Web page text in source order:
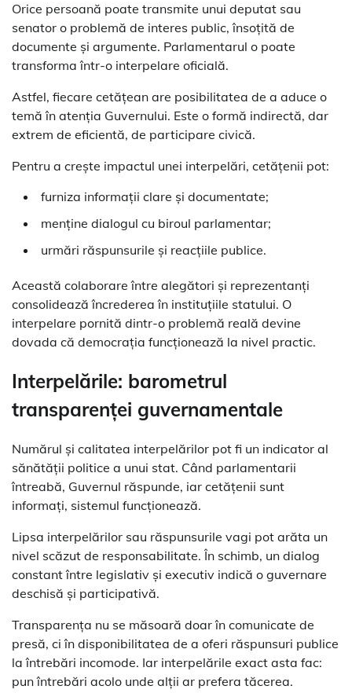
Orice persoană poate transmite unui deputat sau
senator o problemă de interes public, însoțită de
documente și argumente. Parlamentarul o poate
transforma într-o interpelare oficială.
Astfel, fiecare cetățean are posibilitatea de a aduce o
temă în atenția Guvernului. Este o formă indirectă, dar
extrem de eficientă, de participare civică.
Pentru a crește impactul unei interpelări, cetățenii pot:
furniza informații clare și documentate;
menține dialogul cu biroul parlamentar;
urmări răspunsurile și reacțiile publice.
Această colaborare între alegători și reprezentanți
consolidează încrederea în instituțiile statului. O
interpelare pornită dintr-o problemă reală devine
dovada că democrația funcționează la nivel practic.
Interpelările: barometrul
transparenței guvernamentale
Numărul și calitatea interpelărilor pot fi un indicator al
sănătății politice a unui stat. Când parlamentarii
întreabă, Guvernul răspunde, iar cetățenii sunt
informați, sistemul funcționează.
Lipsa interpelărilor sau răspunsurile vagi pot arăta un
nivel scăzut de responsabilitate. În schimb, un dialog
constant între legislativ și executiv indică o guvernare
deschisă și participativă.
Transparența nu se măsoară doar în comunicate de
presă, ci în disponibilitatea de a oferi răspunsuri publice
la întrebări incomode. Iar interpelările exact asta fac:
pun întrebări acolo unde alții ar prefera tăcerea.